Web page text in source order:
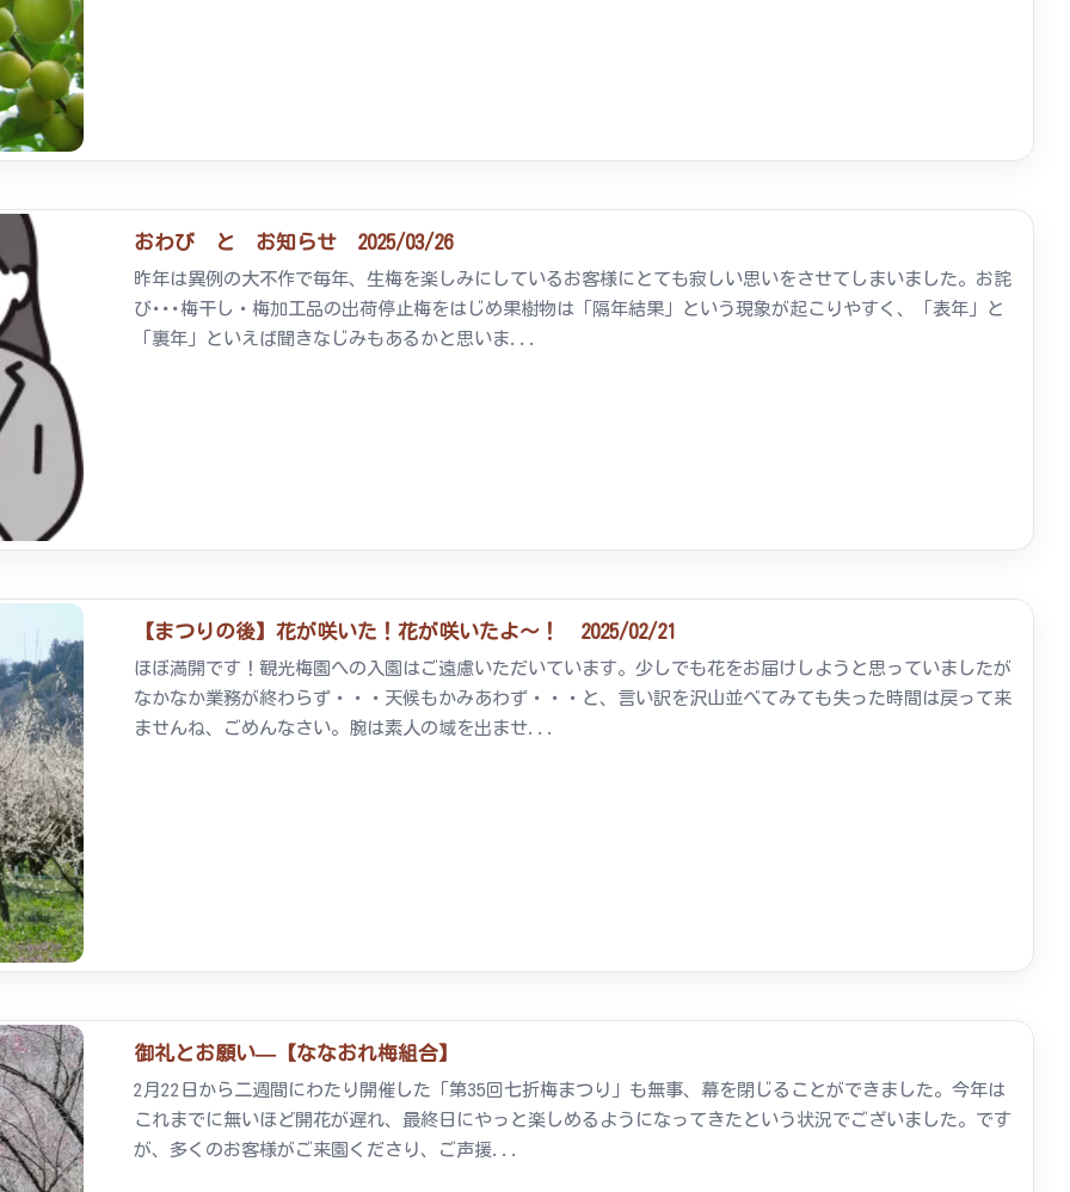
おわび と お知らせ 2025/03/26
昨年は異例の大不作で毎年、生梅を楽しみにしているお客様にとても寂しい思いをさせてしまいました。お詫
び･･･梅干し・梅加工品の出荷停止梅をはじめ果樹物は「隔年結果」という現象が起こりやすく、「表年」と
「裏年」といえば聞きなじみもあるかと思いま...
【まつりの後】花が咲いた！花が咲いたよ～！ 2025/02/21
ほぼ満開です！観光梅園への入園はご遠慮いただいています。少しでも花をお届けしようと思っていましたが
なかなか業務が終わらず・・・天候もかみあわず・・・と、言い訳を沢山並べてみても失った時間は戻って来
ませんね、ごめんなさい。腕は素人の域を出ませ...
御礼とお願い—【ななおれ梅組合】
2月22日から二週間にわたり開催した「第35回七折梅まつり」も無事、幕を閉じることができました。今年は
これまでに無いほど開花が遅れ、最終日にやっと楽しめるようになってきたという状況でございました。です
が、多くのお客様がご来園くださり、ご声援...